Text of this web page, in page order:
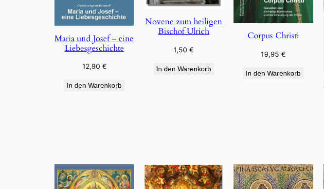
Maria und Josef – eine
Liebesgeschichte
12,90 €
In den Warenkorb
Novene zum heiligen
Bischof Ulrich
1,50€
In den Warenkorb
Corpus Christi
19,95€
In den Warenkorb